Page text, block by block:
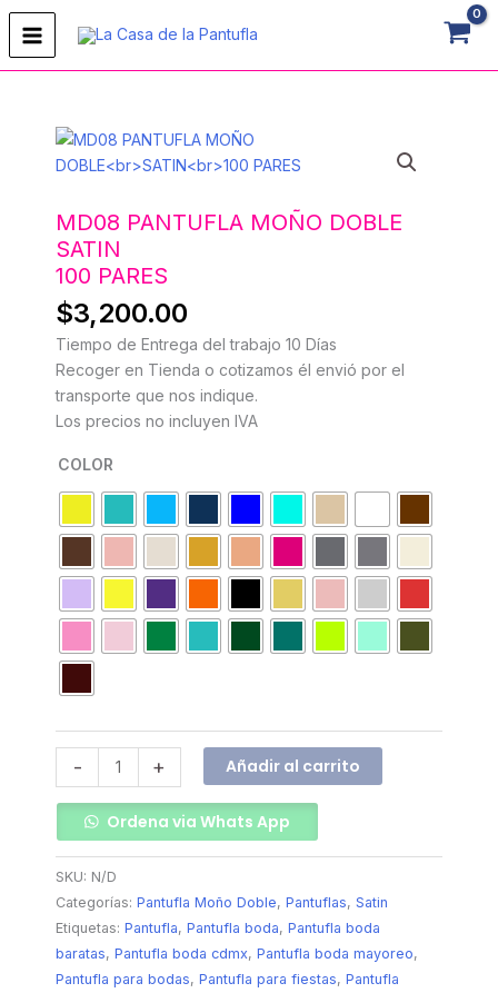
contenido
MD08 PANTUFLA MOÑO DOBLE
SATIN
100 PARES
$3,200.00
Tiempo de Entrega del trabajo 10 Días
Recoger en Tienda o cotizamos él envió por el
transporte que nos indique.
Los precios no incluyen IVA
COLOR
-
MD08
PANTUFLA
DOBLESATIN100
PARES
cantidad
+ Añadir al carrito
Ordena via Whats App
SKU: N/D
Categorías: Pantufla Moño Doble, Pantuflas, Satin
Etiquetas: Pantufla, Pantufla boda, Pantufla boda
baratas, Pantufla boda cdmx, Pantufla boda mayoreo,
Pantufla para bodas, Pantufla para fiestas, Pantufla